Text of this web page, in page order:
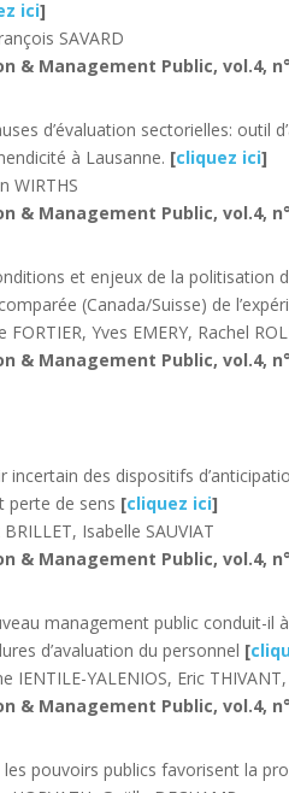
ici]
SAVARD
& Management Public, vol.4,
d’évaluation sectorielles: outil
à Lausanne. [cliquez ici]
WIRTHS
& Management Public, vol.4,
et enjeux de la politisation
(Canada/Suisse) de
FORTIER, Yves EMERY, Rachel
& Management Public, vol.4,
incertain des dispositifs
perte de sens [cliquez ici]
Isabelle SAUVIAT
& Management Public, vol.4,
management public conduit-il
d’avaluation du personnel [
IENTILE-YALENIOS, Eric
& Management Public, vol.4,
les pouvoirs publics favorisent la